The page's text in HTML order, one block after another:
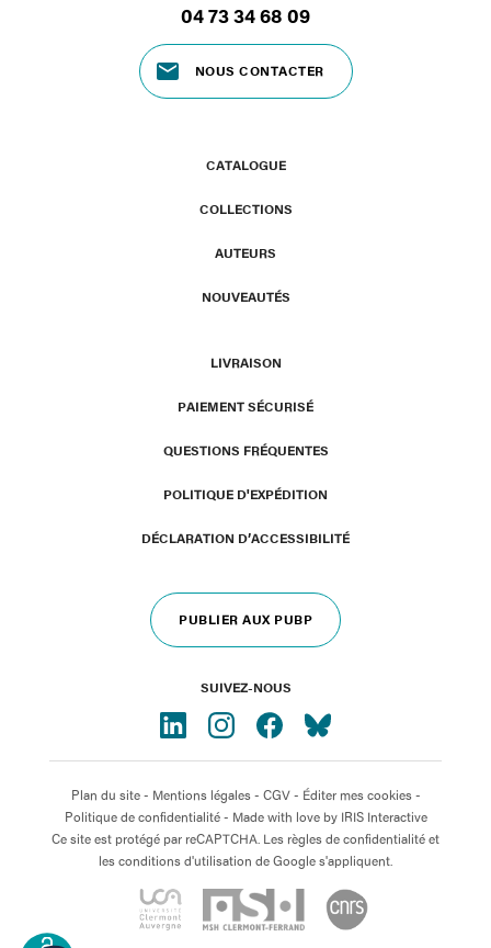
04 73 34 68 09
NOUS CONTACTER
CATALOGUE
COLLECTIONS
AUTEURS
NOUVEAUTÉS
LIVRAISON
PAIEMENT SÉCURISÉ
QUESTIONS FRÉQUENTES
POLITIQUE D'EXPÉDITION
DÉCLARATION D’ACCESSIBILITÉ
PUBLIER AUX PUBP
SUIVEZ-NOUS
Plan du site- Mentions légales- CGV- Éditer mes cookies-
Politique de confidentialité- Made with love by IRIS Interactive
Ce site est protégé par reCAPTCHA. Les règles de confidentialité et
les conditions d'utilisation de Google s'appliquent.